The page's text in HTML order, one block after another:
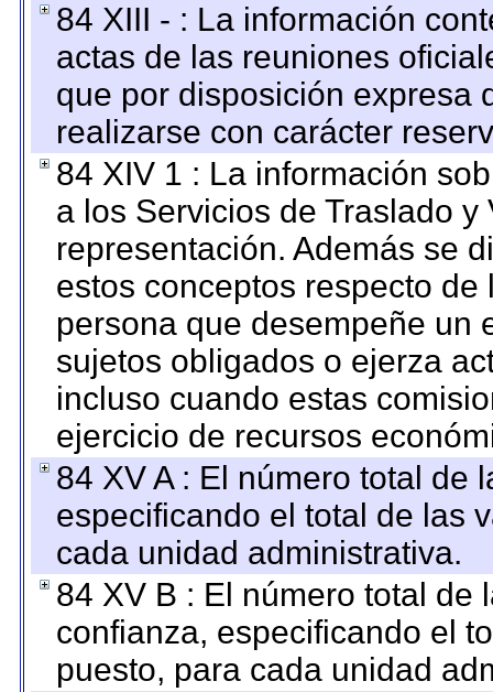
84 XIII - : La información
actas de las reuniones
que por disposición expresa
realizarse con carácter
84 XIV 1 : La información
a los Servicios de Traslado
representación. Además se
estos conceptos respecto
persona que desempeñe un
sujetos obligados o ejerza
incluso cuando estas
ejercicio de recursos
84 XV A : El número total de
especificando el total de las
cada unidad administrativa.
84 XV B : El número total de
confianza, especificando el
puesto, para cada unidad